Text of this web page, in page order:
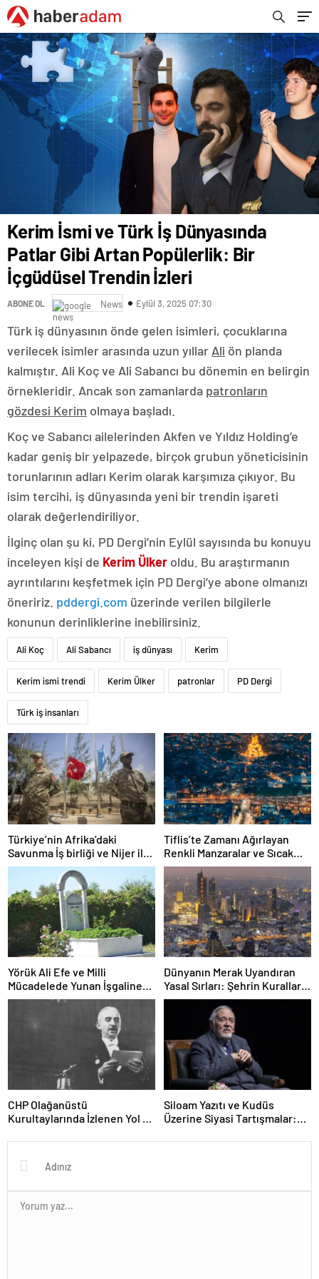
Kerim İsmi ve Türk İş Dünyasında
Patlar Gibi Artan Popülerlik: Bir
İçgüdüsel Trendin İzleri
ABONE OL News Eylül 3, 2025 07:30
Türk iş dünyasının önde gelen isimleri, çocuklarına
verilecek isimler arasında uzun yıllar Ali ön planda
kalmıştır. Ali Koç ve Ali Sabancı bu dönemin en belirgin
örnekleridir. Ancak son zamanlarda patronların
gözdesi Kerim olmaya başladı.
Koç ve Sabancı ailelerinden Akfen ve Yıldız Holding’e
kadar geniş bir yelpazede, birçok grubun yöneticisinin
torunlarının adları Kerim olarak karşımıza çıkıyor. Bu
isim tercihi, iş dünyasında yeni bir trendin işareti
olarak değerlendiriliyor.
İlginç olan şu ki, PD Dergi’nin Eylül sayısında bu konuyu
inceleyen kişi de Kerim Ülker oldu. Bu araştırmanın
ayrıntılarını keşfetmek için PD Dergi’ye abone olmanızı
öneririz. pddergi.com üzerinde verilen bilgilerle
konunun derinliklerine inebilirsiniz.
Ali Koç Ali Sabancı iş dünyası Kerim
Kerim ismi trendi Kerim Ülker patronlar PD Dergi
Türk iş insanları
Türkiye’nin Afrika’daki
Savunma İş birliği ve Nijer ile
Yeni Adımları
Tiflis’te Zamanı Ağırlayan
Renkli Manzaralar ve Sıcak
Lezzetler: Narikala’dan Dry
Bridge Pazarı’na
Yörük Ali Efe ve Milli
Mücadelede Yunan İşgaline
Karşı Direnişin İlk Sembolü
Dünyanın Merak Uyandıran
Yasal Sırları: Şehrin Kuralları
ve Şaşırtıcı Engeller
CHP Olağanüstü
Kurultaylarında İzlenen Yol ve
Siloam Yazıtı ve Kudüs
Üzerine Siyasi Tartışmalar:
Türkiye ve Dünya